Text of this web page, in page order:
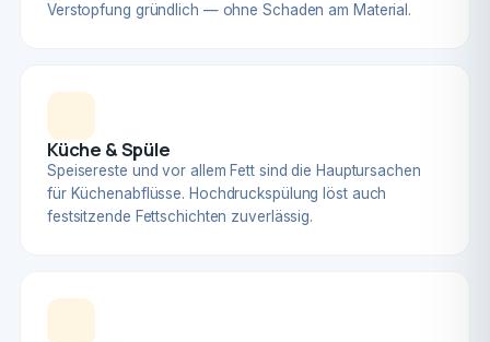
Verstopfung gründlich — ohne Schaden am Material.
Küche & Spüle
Speisereste und vor allem Fett sind die Hauptursachen
für Küchenabflüsse. Hochdruckspülung löst auch
festsitzende Fettschichten zuverlässig.